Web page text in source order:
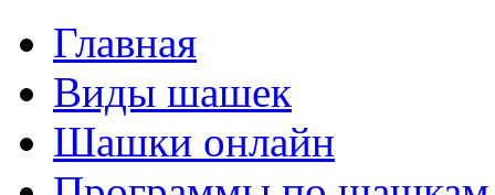
Главная
Виды шашек
Шашки онлайн